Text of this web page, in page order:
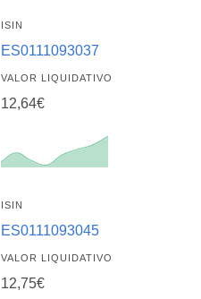
ISIN
ES0111093037
VALOR LIQUIDATIVO
12,64€
ISIN
ES0111093045
VALOR LIQUIDATIVO
12,75€